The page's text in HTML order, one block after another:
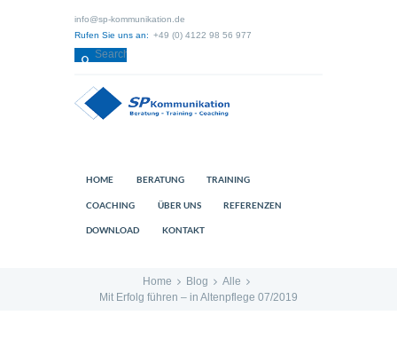
info@sp-kommunikation.de
Rufen Sie uns an: +49 (0) 4122 98 56 977
HOME BERATUNG TRAINING
COACHING ÜBER UNS REFERENZEN
DOWNLOAD KONTAKT
Home Blog
Alle
Mit Erfolg führen – in Altenpflege 07/2019